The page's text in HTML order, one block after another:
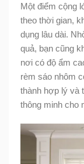
Một điểm cộng
theo thời gian,
dụng lâu dài.
quả, bạn cũng
nơi có độ ẩm
rèm sáo nhôm
thành hợp lý và
thông minh cho